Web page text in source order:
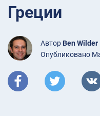
Греции
Автор Ben Wilder
Опубликовано